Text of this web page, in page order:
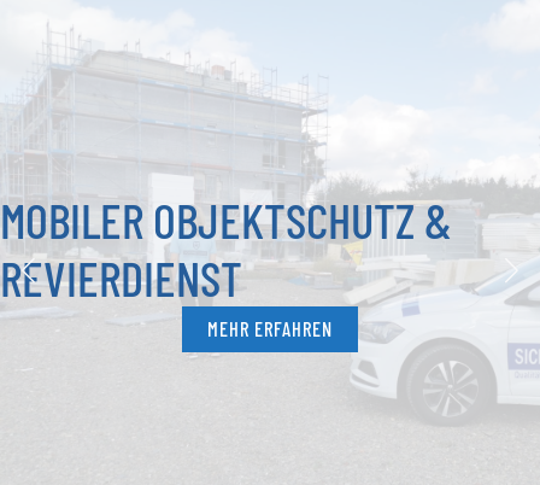
MOBILER OBJEKTSCHUTZ &
REVIERDIENST
MEHR ERFAHREN